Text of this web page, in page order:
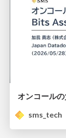
sms_tech